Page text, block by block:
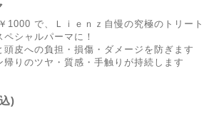
1000 で、Ｌｉｅｎｚ自慢の究極のトリート
シャルパーマに！
頭皮への負担・損傷・ダメージを防ぎます
帰りのツヤ・質感・手触りが持続します
)